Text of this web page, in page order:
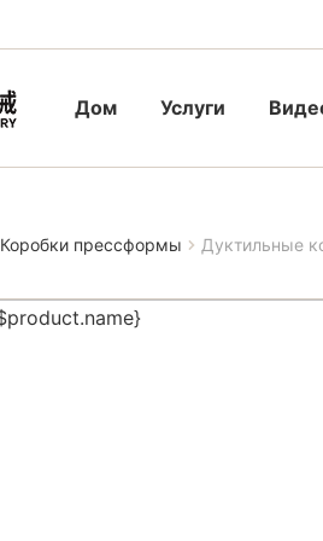
Дом Услуги
Коробки прессформы Дуктильные